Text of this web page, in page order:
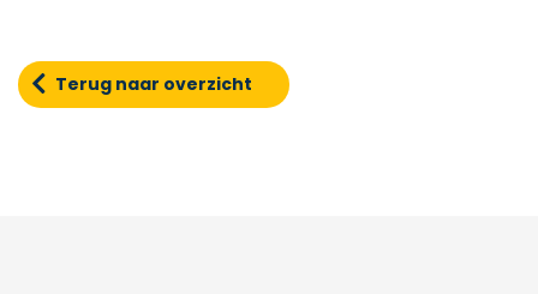
Terug naar overzicht